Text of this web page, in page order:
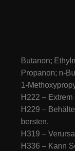
Butanon;
Propanon; n-
1-
H222 –
H229 –
bersten.
H319 –
H336 – Kann